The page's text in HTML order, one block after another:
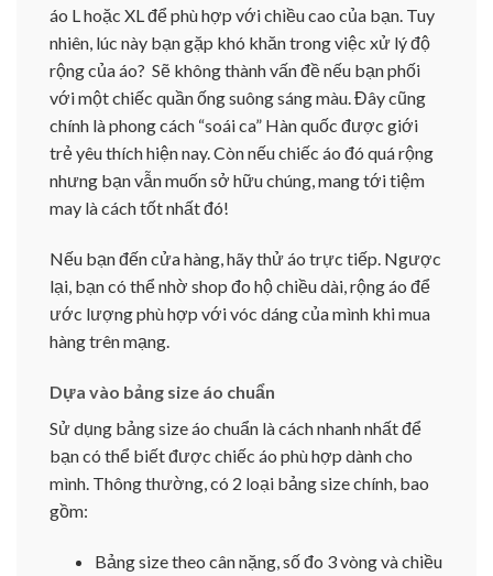
áo L hoặc XL để phù hợp với chiều cao của bạn. Tuy
nhiên, lúc này bạn gặp khó khăn trong việc xử lý độ
rộng của áo? Sẽ không thành vấn đề nếu bạn phối
với một chiếc quần ống suông sáng màu. Đây cũng
chính là phong cách “soái ca” Hàn quốc được giới
trẻ yêu thích hiện nay. Còn nếu chiếc áo đó quá rộng
nhưng bạn vẫn muốn sở hữu chúng, mang tới tiệm
may là cách tốt nhất đó!
Nếu bạn đến cửa hàng, hãy thử áo trực tiếp. Ngược
lại, bạn có thể nhờ shop đo hộ chiều dài, rộng áo để
ước lượng phù hợp với vóc dáng của mình khi mua
hàng trên mạng.
Dựa vào bảng size áo chuẩn
Sử dụng bảng size áo chuẩn là cách nhanh nhất để
bạn có thể biết được chiếc áo phù hợp dành cho
mình. Thông thường, có 2 loại bảng size chính, bao
gồm:
Bảng size theo cân nặng, số đo 3 vòng và chiều